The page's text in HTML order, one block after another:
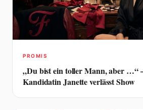
PROMIS
„Du bist ein toller Mann, aber …“
Kandidatin Janette verlässt Show